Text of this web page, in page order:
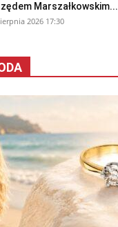
Marszałkowskim...
2026 17:30